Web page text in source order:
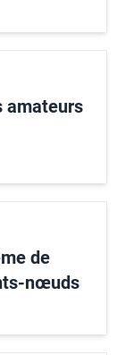
amateurs
de
nœuds